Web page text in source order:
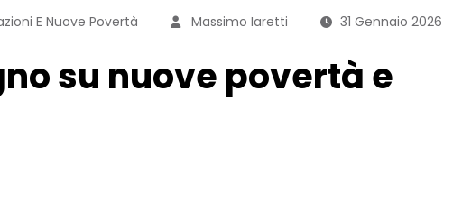
E Nuove Povertà Massimo Iaretti 31 Gennaio 2026
su nuove povertà e